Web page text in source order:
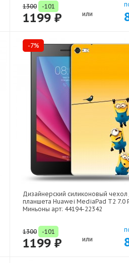
1300 -101
1199 ₽ или
-7%
Дизайнерский силиконовый чехол
планшета Huawei MediaPad T2 7.0
Миньоны арт: 44194-22342
1300 -101
1199 ₽ или